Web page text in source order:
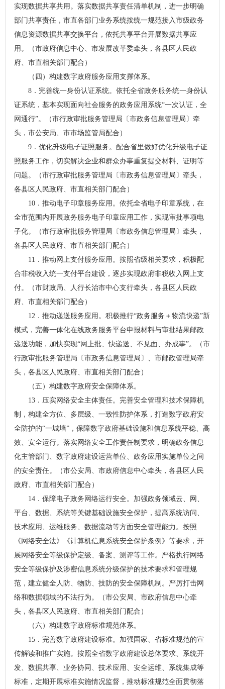
实现数据共享共用。落实数据共享责任清单机制，进一步明确
部门共享责任，市直各部门业务系统按统一规范接入市级政务
信息资源数据共享交换平台，依托共享平台开展数据共享应
用。（市政府信息中心、市发展改革委牵头，各县区人民政
府、市直相关部门配合）
（四）构建数字政府服务应用支撑体系。
8．完善统一身份认证系统。依托全省政务服务统一身份认
证系统，基本实现面向社会服务的政务应用系统“一次认证，全
网通行”。（市行政审批服务管理局〔市政务信息管理局〕牵
头，市公安局、市市场监管局配合）
9．优化升级电子证照服务。配合省里做好优化升级电子证
照服务工作，切实解决企业和群众办事重复提交材料、证明等
问题。（市行政审批服务管理局〔市政务信息管理局〕牵头，
各县区人民政府、市直相关部门配合）
10．推动电子印章服务应用。依托全省电子印章系统，在
全市范围内开展政务服务电子印章应用工作，实现审批事项电
子化。（市行政审批服务管理局〔市政务信息管理局〕牵头，
各县区人民政府、市直相关部门配合）
11．推动网上支付服务应用。按照省级相关要求，积极配
合非税收入统一支付平台建设，逐步实现政府非税收入网上支
付。（市财政局、人行长治市中心支行牵头，各县区人民政
府、市直相关部门配合）
12．推动递送服务应用。积极推行“政务服务＋物流快递”新
模式，完善一体化在线政务服务平台申报材料与审批结果邮政
递送功能，加快实现“网上批、快递送、不见面、办成事”。（市
行政审批服务管理局〔市政务信息管理局〕、市邮政管理局牵
头，各县区人民政府、市直相关部门配合）
（五）构建数字政府安全保障体系。
13．压实网络安全主体责任。完善安全管理和技术保障机
制，构建全方位、多层级、一致性防护体系，打造数字政府安
全防护的“一城墙”，保障数字政府基础设施和信息系统平稳、高
效、安全运行。落实网络安全工作责任制要求，明确政务信息
化主管部门、数字政府建设运营单位、政务应用实施单位之间
的安全责任。（市公安局、市政府信息中心牵头，各县区人民
政府、市直相关部门配合）
14．保障电子政务网络运行安全。加强政务领域云、网、
平台、数据、系统等关键基础设施安全保护，提高系统访问、
技术应用、运维服务、数据流动等方面安全管理能力。按照
《网络安全法》《计算机信息系统安全保护条例》等要求，开
展网络安全等级保护定级、备案、测评等工作。严格执行网络
安全等级保护及涉密信息系统分级保护的技术要求和管理规
范，建立健全人防、物防、技防的安全保障机制。严厉打击网
络和数据领域的不法行为。（市公安局、市政府信息中心牵
头，各县区人民政府、市直相关部门配合）
（六）构建数字政府标准规范体系。
15．完善数字政府建设标准。加强国家、省标准规范的宣
传解读和推广实施。按照全省数字政府建设总体要求、系统开
发、数据共享、业务协同、技术应用、安全运维、系统集成等
标准，定期开展标准实施情况监督，推动标准规范全面贯彻落